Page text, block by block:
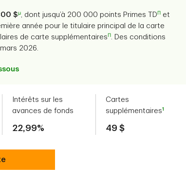
$μ, dont jusqu’à 200 000 points Primes TD Π et
année pour le titulaire principal de la carte
de carte supplémentaires Π . Des conditions
2026.
Intérêts sur les
avances de fonds
22,99%
Cartes
supplémentaires1
49 $